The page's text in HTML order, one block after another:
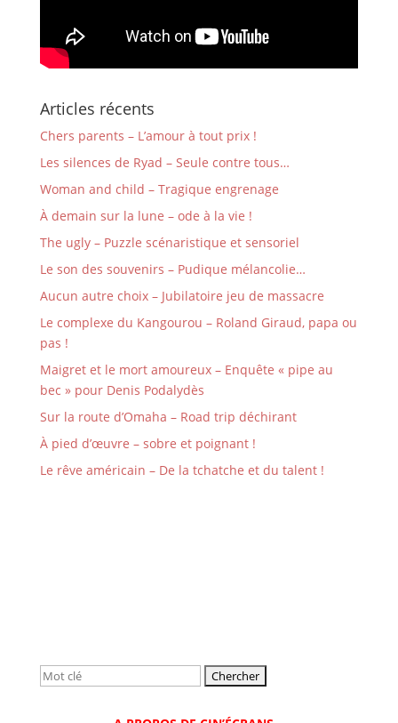
Articles récents
Chers parents – L’amour à tout prix !
Les silences de Ryad – Seule contre tous…
Woman and child – Tragique engrenage
À demain sur la lune – ode à la vie !
The ugly – Puzzle scénaristique et sensoriel
Le son des souvenirs – Pudique mélancolie…
Aucun autre choix – Jubilatoire jeu de massacre
Le complexe du Kangourou – Roland Giraud, papa ou
pas !
Maigret et le mort amoureux – Enquête « pipe au
bec » pour Denis Podalydès
Sur la route d’Omaha – Road trip déchirant
À pied d’œuvre – sobre et poignant !
Le rêve américain – De la tchatche et du talent !
Rechercher: